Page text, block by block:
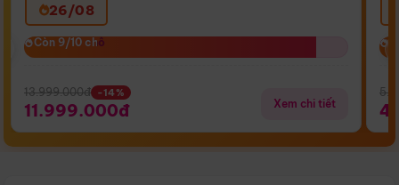
26/08
Còn 9/10 chỗ
Còn 9/10 chỗ
13.999.000đ -14%
11.999.000đ Xem chi tiết